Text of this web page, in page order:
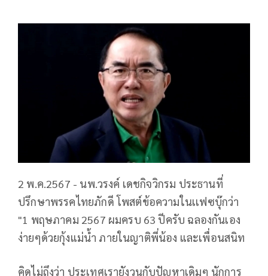
2 พ.ค.2567 - นพ.วรงค์ เดชกิจวิกรม ประธานที่
ปรึกษาพรรคไทยภักดี โพสต์ข้อความในเเฟซบุ๊กว่า
"1 พฤษภาคม 2567 ผมครบ 63 ปีครับ ฉลองกันเอง
ง่ายๆด้วยกุ้งแม่น้ำ ภายในญาติพี่น้อง และเพื่อนสนิท
คิดไม่ถึงว่า ประเทศเรายังวนกับปัญหาเดิมๆ นักการ